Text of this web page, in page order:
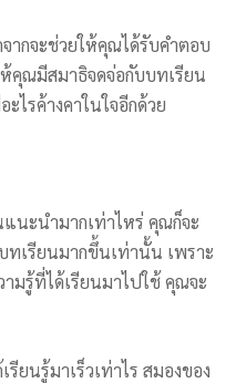
กจะช่วยให้คุณได้รับคำตอบ
ห้คุณมีสมาธิจดจ่อกับบทเรียน
ไรค้างคาในใจอีกด้วย
นะนำมากเท่าไหร่ คุณก็จะ
ทเรียนมากขึ้นเท่านั้น เพราะ
มรู้ที่ได้เรียนมาไปใช้ คุณจะ
ยนรู้มาเร็วเท่าไร สมองของ